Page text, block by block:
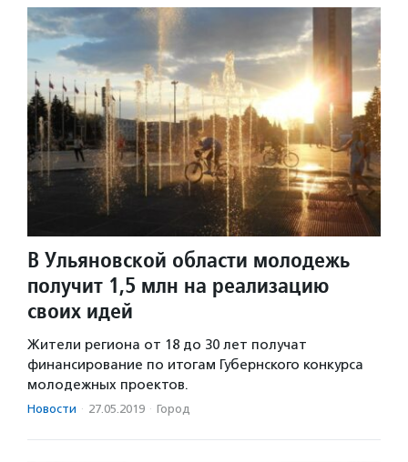
В Ульяновской области молодежь
получит 1,5 млн на реализацию
своих идей
Жители региона от 18 до 30 лет получат
финансирование по итогам Губернского конкурса
молодежных проектов.
Новости · 27.05.2019 · Город